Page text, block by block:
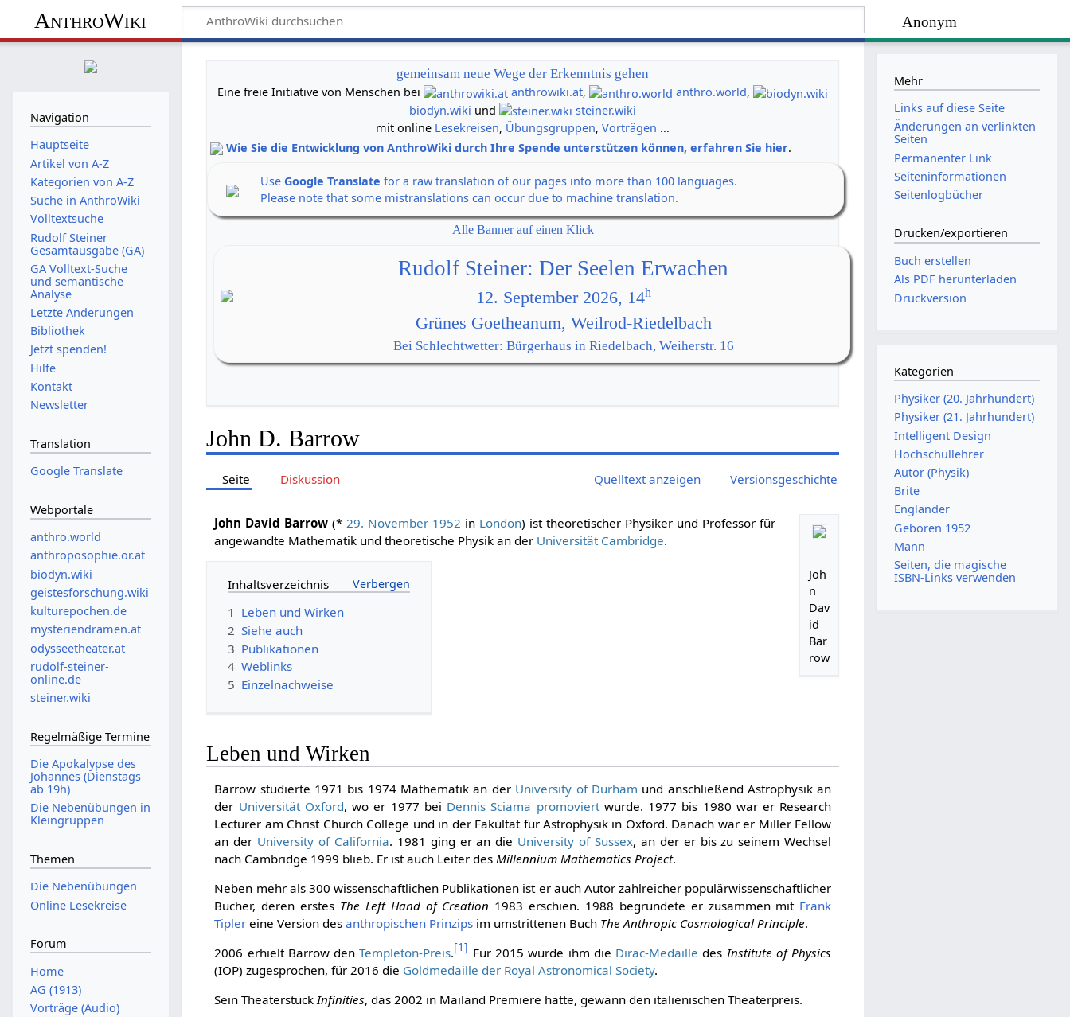
Anonym
AnthroWiki
gemeinsam neue Wege der Erkenntnis gehen
Eine freie Initiative von Menschen bei
anthrowiki.at, anthro.world,
biodyn.wiki und
steiner.wiki
mit online Lesekreisen, Übungsgruppen,Vorträgen ...
Wie Sie die Entwicklung von AnthroWiki durch Ihre Spende unterstützen können, erfahren Sie hier.
UseGoogle Translate for a raw translation of our pages into more than 100 languages.
Please note that some mistranslations can occur due to machine translation.
Alle Banner auf einen Klick
Rudolf Steiner: Der Seelen Erwachen
12. September 2026, 14h
Grünes Goetheanum, Weilrod-Riedelbach
Bei Schlechtwetter: Bürgerhaus in Riedelbach, Weiherstr. 16
John D. Barrow
Seite Diskussion Quelltext anzeigen Versionsgeschichte
Joh
n
Dav
id
Bar
row
John David Barrow (*29. November 1952 in London) ist theoretischer Physiker und Professor für
angewandte Mathematik und theoretische Physik an der Universität Cambridge.
Inhaltsverzeichnis
1 Leben und Wirken
2 Siehe auch
3 Publikationen
4 Weblinks
5 Einzelnachweise
Leben und Wirken
Barrow studierte 1971 bis 1974 Mathematik an der University of Durham und anschließend Astrophysik an
der Universität Oxford, wo er 1977 bei Dennis Sciama promoviertwurde. 1977 bis 1980 war er Research
Lecturer am Christ Church College und in der Fakultät für Astrophysik in Oxford. Danach war er Miller Fellow
an der University of California. 1981 ging er an die University of Sussex, an der er bis zu seinem Wechsel
nach Cambridge 1999 blieb. Er ist auch Leiter des Millennium Mathematics Project.
Neben mehr als 300 wissenschaftlichen Publikationen ist er auch Autor zahlreicher populärwissenschaftlicher
Bücher, deren erstes The Left Hand of Creation 1983 erschien. 1988 begründete er zusammen mit Frank
Tipler eine Version desanthropischen Prinzips im umstrittenen Buch The Anthropic Cosmological Principle.
2006 erhielt Barrow denTempleton-Preis.[1] Für 2015 wurde ihm die Dirac-Medaille desInstitute of Physics
(IOP) zugesprochen, für 2016 die Goldmedaille der Royal Astronomical Society.
Sein TheaterstückInfinities, das 2002 in Mailand Premiere hatte, gewann den italienischen Theaterpreis.
Navigation
Hauptseite
Artikel von A-Z
Kategorien von A-Z
Suche in AnthroWiki
Volltextsuche
Rudolf Steiner
Gesamtausgabe (GA)
GA Volltext-Suche
und semantische
Analyse
Letzte Änderungen
Bibliothek
Jetzt spenden!
Hilfe
Kontakt
Newsletter
Translation
Google Translate
Webportale
anthro.world
anthroposophie.or.at
biodyn.wiki
geistesforschung.wiki
kulturepochen.de
mysteriendramen.at
odysseetheater.at
rudolf-steiner-
online.de
steiner.wiki
Regelmäßige Termine
Die Apokalypse des
Johannes (Dienstags
ab 19h)
Die Nebenübungen in
Kleingruppen
Themen
Die Nebenübungen
Online Lesekreise
Forum
Home
AG (1913)
Vorträge (Audio)
Mehr
Links auf diese Seite
Änderungen an verlinkten
Seiten
Permanenter Link
Seiten­­informationen
Seitenlogbücher
Drucken/­exportieren
Buch erstellen
Als PDF herunterladen
Druckversion
Kategorien
Physiker (20. Jahrhundert)
Physiker (21. Jahrhundert)
Intelligent Design
Hochschullehrer
Autor (Physik)
Brite
Engländer
Geboren 1952
Mann
Seiten, die magische
ISBN-Links verwenden